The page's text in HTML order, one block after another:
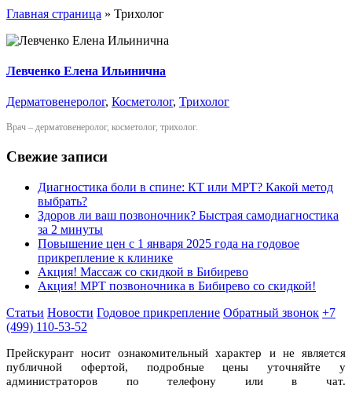
Главная страница » Трихолог
Левченко Елена Ильинична
Дерматовенеролог, Косметолог, Трихолог
Врач – дерматовенеролог, косметолог, трихолог.
Свежие записи
Диагностика боли в спине: КТ или МРТ? Какой метод
выбрать?
Здоров ли ваш позвоночник? Быстрая самодиагностика
за 2 минуты
Повышение цен с 1 января 2025 года на годовое
прикрепление к клинике
Акция! Массаж со скидкой в Бибирево
Акция! МРТ позвоночника в Бибирево со скидкой!
Статьи Новости Годовое прикрепление Обратный звонок +7
(499) 110-53-52
Прейскурант носит ознакомительный характер и не является
публичной офертой, подробные цены уточняйте у
администраторов по телефону или в чат.